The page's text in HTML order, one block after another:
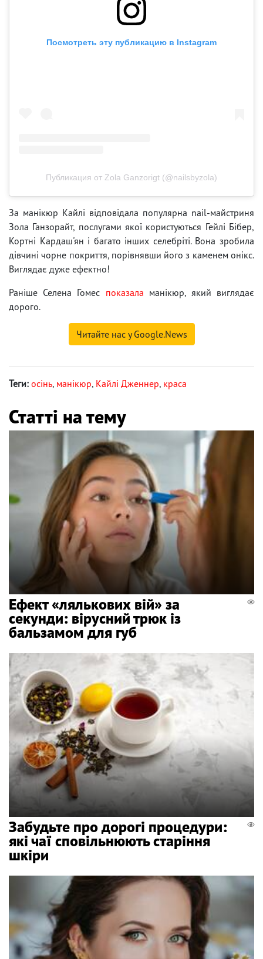
Посмотреть эту публикацию в Instagram
Публикация от Zola Ganzorigt (@nailsbyzola)
За манікюр Кайлі відповідала популярна nail-майстриня
Зола Ганзорайт, послугами якої користуються Гейлі Бібер,
Кортні Кардаш'ян і багато інших селебріті. Вона зробила
дівчині чорне покриття, порівнявши його з каменем онікс.
Виглядає дуже ефектно!
Раніше Селена Гомес показала манікюр, який виглядає
дорого.
Читайте нас у Google.News
Теги: осінь, манікюр, Кайлі Дженнер, краса
Статті на тему
Ефект «лялькових вій» за
секунди: вірусний трюк із
бальзамом для губ
Забудьте про дорогі процедури:
які чаї сповільнюють старіння
шкіри